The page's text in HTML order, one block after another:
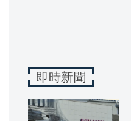
即時新聞